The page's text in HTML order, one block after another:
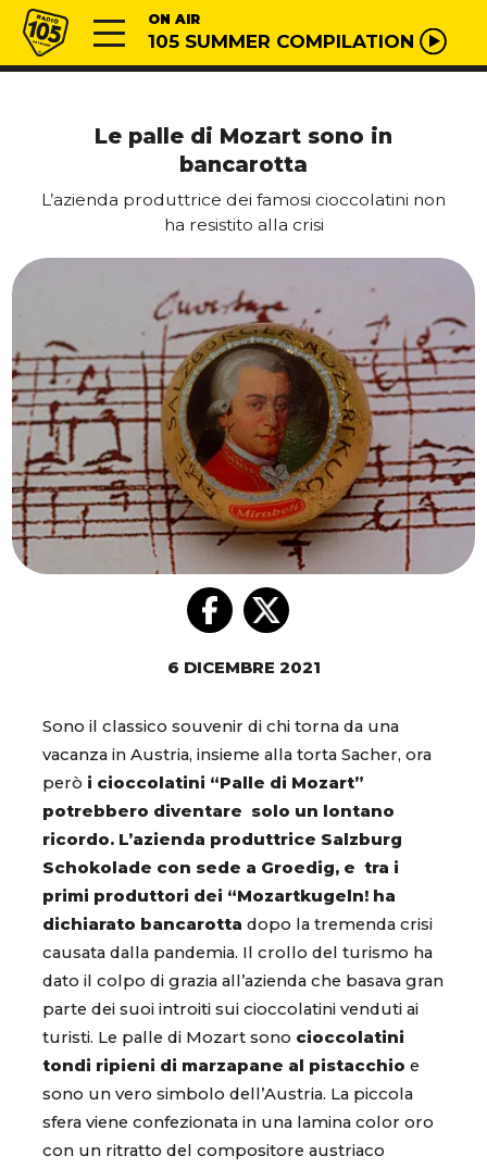
Vai al contenuto
Radio 105 ON AIR
105 SUMMER COMPILATION
Le palle di Mozart sono in
bancarotta
L’azienda produttrice dei famosi cioccolatini non
ha resistito alla crisi
6 DICEMBRE 2021
Sono il classico souvenir di chi torna da una
vacanza in Austria, insieme alla torta Sacher, ora
però i cioccolatini “Palle di Mozart”
potrebbero diventare solo un lontano
ricordo. L’azienda produttrice Salzburg
Schokolade con sede a Groedig, e tra i
primi produttori dei “Mozartkugeln! ha
dichiarato bancarotta dopo la tremenda crisi
causata dalla pandemia. Il crollo del turismo ha
dato il colpo di grazia all’azienda che basava gran
parte dei suoi introiti sui cioccolatini venduti ai
turisti. Le palle di Mozart sono cioccolatini
tondi ripieni di marzapane al pistacchio e
sono un vero simbolo dell’Austria. La piccola
sfera viene confezionata in una lamina color oro
con un ritratto del compositore austriaco